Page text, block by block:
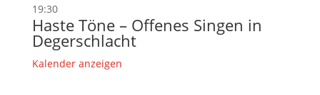
19:30
Haste Töne – Offenes Singen in
Degerschlacht
Kalender anzeigen